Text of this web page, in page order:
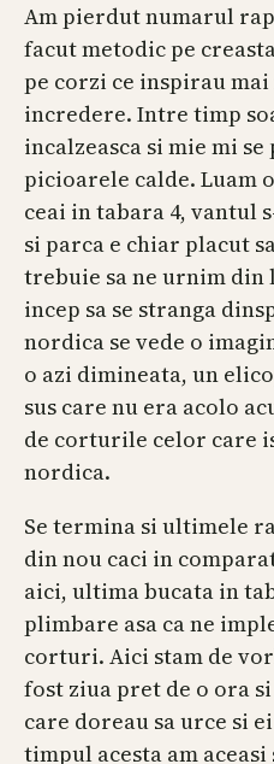
Am pierdut numarul
facut metodic pe
pe corzi ce inspirau
incredere. Intre timp
incalzeasca si mie mi
picioarele calde. Luam
ceai in tabara 4, vantul
si parca e chiar placut
trebuie sa ne urnim
incep sa se stranga
nordica se vede o
o azi dimineata, un
sus care nu era acolo
de corturile celor care
nordica.
Se termina si ultimele
din nou caci in
aici, ultima bucata in
plimbare asa ca ne
corturi. Aici stam de
fost ziua pret de o ora
care doreau sa urce si
timpul acesta am